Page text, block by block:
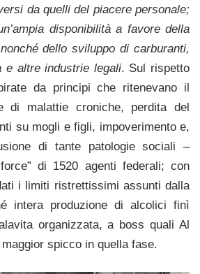
da quelli del piacere personale;
disponibilità a favore della
dello sviluppo di carburanti,
e altre industrie legali. Sul rispetto
da principi che ritenevano il
di malattie croniche, perdita del
su mogli e figli, impoverimento e,
di tante patologie sociali –
di 1520 agenti federali; con
i limiti ristrettissimi assunti dalla
intera produzione di alcolici finì
organizzata, a boss quali Al
spicco in quella fase.